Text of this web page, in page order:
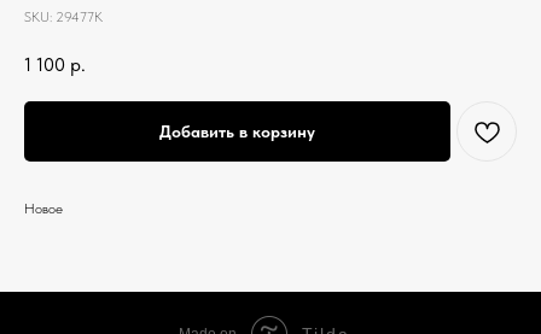
SKU: 29477K
1 100 р.
Добавить в корзину
Новое